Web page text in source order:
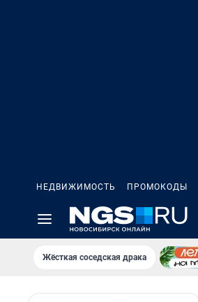
НЕДВИЖИМОСТЬ ПРОМОКОДЫ
Жёсткая соседская драка